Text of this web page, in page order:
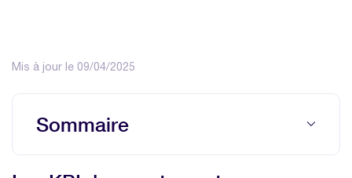
Mis à jour le 09/04/2025
Sommaire